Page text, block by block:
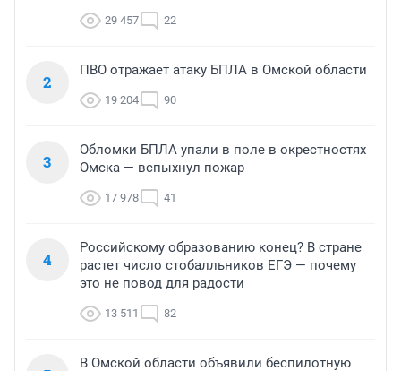
29 457 22
2
ПВО отражает атаку БПЛА в Омской области
19 204 90
3
Обломки БПЛА упали в поле в окрестностях
Омска — вспыхнул пожар
17 978 41
4
Российскому образованию конец? В стране
растет число стобалльников ЕГЭ — почему
это не повод для радости
13 511 82
В Омской области объявили беспилотную